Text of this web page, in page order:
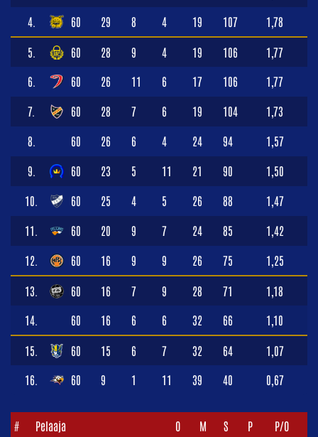
4. 60 29 8 4 19 107 1,78
5. 60 28 9 4 19 106 1,77
6. 60 26 11 6 17 106 1,77
7. 60 28 7 6 19 104 1,73
8. 60 26 6 4 24 94 1,57
9. 60 23 5 11 21 90 1,50
10. 60 25 4 5 26 88 1,47
11. 60 20 9 7 24 85 1,42
12. 60 16 9 9 26 75 1,25
13. 60 16 7 9 28 71 1,18
14. 60 16 6 6 32 66 1,10
15. 60 15 6 7 32 64 1,07
16. 60 9 1 11 39 40 0,67
# Pelaaja O M S P P/O